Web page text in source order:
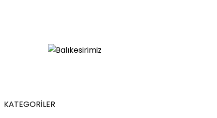
KATEGORİLER